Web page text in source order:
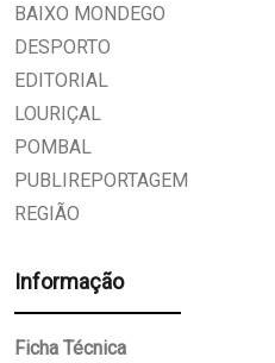
BAIXO MONDEGO
DESPORTO
EDITORIAL
LOURIÇAL
POMBAL
PUBLIREPORTAGEM
REGIÃO
Informação
Ficha Técnica